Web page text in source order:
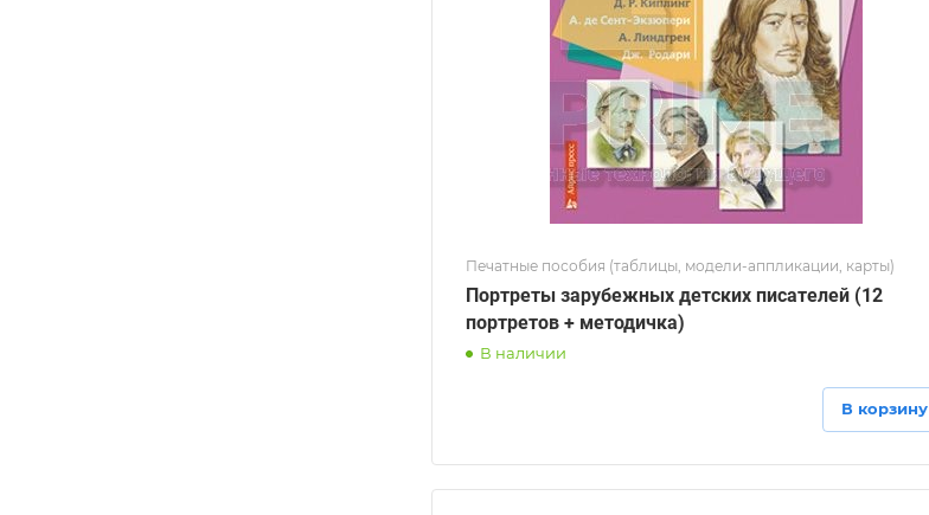
Печатные пособия (таблицы, модели-аппликации, карты)
Портреты зарубежных детских писателей (12
портретов + методичка)
В наличии
В корзину